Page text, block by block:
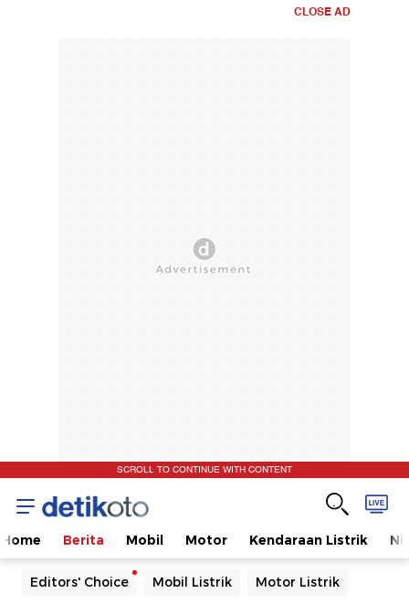
CLOSE AD
SCROLL TO CONTINUE WITH CONTENT
Home Berita Mobil Motor Kendaraan Listrik
Editors' Choice Mobil Listrik Motor Listrik